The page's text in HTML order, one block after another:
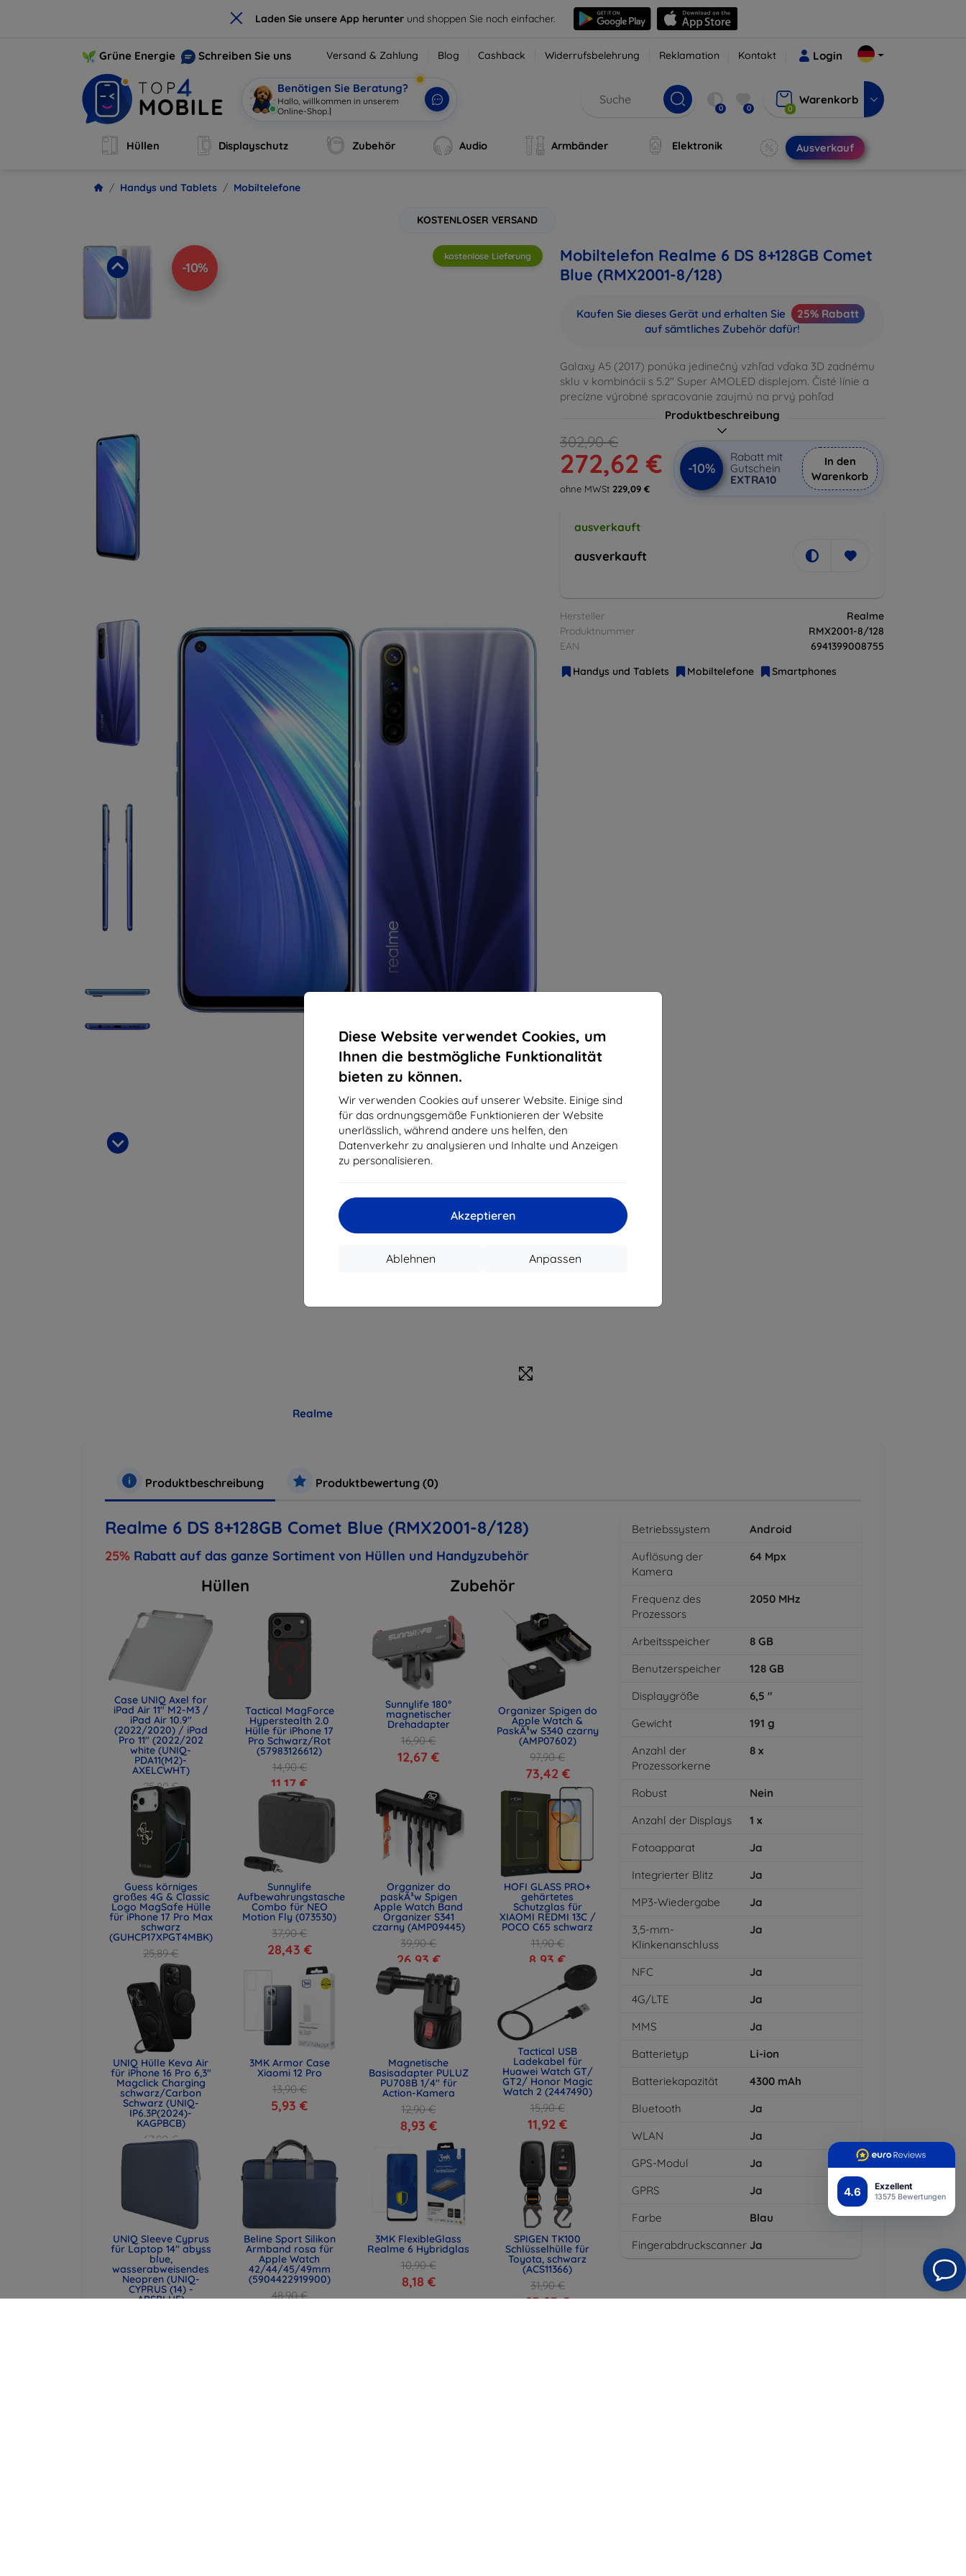
× Laden Sie unsere App herunter und shoppen Sie noch einfacher.
4.6 Exzellent
13575 Bewertungen
Diese Website verwendet Cookies, um
Ihnen die bestmögliche Funktionalität
bieten zu können.
Wir verwenden Cookies auf unserer Website. Einige sind
für das ordnungsgemäße Funktionieren der Website
unerlässlich, während andere uns helfen, den
Datenverkehr zu analysieren und Inhalte und Anzeigen
zu personalisieren.
Akzeptieren
Anpassen
Ablehnen
Grüne Energie Schreiben Sie uns Versand & Zahlung Blog Cashback Widerrufsbelehrung Reklamation Kontakt Login
Benötigen Sie Beratung?
I| 0 0 0
Warenkorb
Hüllen Displayschutz Zubehör Audio Armbänder Elektronik Ausverkauf
Handys und Tablets Mobiltelefone
KOSTENLOSER VERSAND
-10%
kostenlose Lieferung
Realme
Mobiltelefon Realme 6 DS 8+128GB Comet
Blue (RMX2001-8/128)
Kaufen Sie dieses Gerät und erhalten Sie
25% Rabatt
auf sämtliches Zubehör dafür!
Galaxy A5 (2017) ponúka jedinečný vzhľad vďaka 3D zadnému
sklu v kombinácii s 5.2" Super AMOLED displejom. Čisté línie a
precízne výrobné spracovanie zaujmú na prvý pohľad
Produktbeschreibung
302,90 €
272,62 €
ohne MWSt 229,09 €
-10%
Rabatt mit
Gutschein
EXTRA10
In den
Warenkorb
ausverkauft
ausverkauft
Hersteller
Realme
Produktnummer
RMX2001-8/128
EAN
6941399008755
Handys und Tablets
Mobiltelefone Smartphones
Produktbeschreibung Produktbewertung (0)
Realme 6 DS 8+128GB Comet Blue (RMX2001-8/128)
25% Rabatt auf das ganze Sortiment von Hüllen und Handyzubehör
Hüllen
Case UNIQ Axel for
iPad Air 11" M2-M3 /
iPad Air 10.9"
(2022/2020) / iPad
Pro 11" (2022/202
white (UNIQ-
PDA11(M2)-
AXELCWHT)
25,89 €
19,42 €
Tactical MagForce
Hyperstealth 2.0
Hülle für iPhone 17
Pro Schwarz/Rot
(57983126612)
14,90 €
11,17 €
Guess körniges
großes 4G & Classic
Logo MagSafe Hülle
für iPhone 17 Pro Max
schwarz
(GUHCP17XPGT4MBK)
25,89 €
19,42 €
Sunnylife
Aufbewahrungstasche
Combo für NEO
Motion Fly (073530)
37,90 €
28,43 €
UNIQ Hülle Keva Air
für iPhone 16 Pro 6,3"
Magclick Charging
schwarz/Carbon
Schwarz (UNIQ-
IP6.3P(2024)-
KAGPBCB)
67,90 €
3MK Armor Case
Xiaomi 12 Pro
13,90 €
5,93 €
UNIQ Sleeve Cyprus
für Laptop 14" abyss
blue,
wasserabweisendes
Neopren (UNIQ-
CYPRUS (14) -
ABSBLUE)
Beline Sport Silikon
Armband rosa für
Apple Watch
42/44/45/49mm
(5904422919900)
48,90 €
Zubehör
Sunnylife 180°
magnetischer
Drehadapter
16,90 €
12,67 €
Organizer Spigen do
Apple Watch &
PaskÃ³w S340 czarny
(AMP07602)
97,90 €
73,42 €
Organizer do
paskÃ³w Spigen
Apple Watch Band
Organizer S341
czarny (AMP09445)
39,90 €
26,93 €
HOFI GLASS PRO+
gehärtetes
Schutzglas für
XIAOMI REDMI 13C /
POCO C65 schwarz
11,90 €
8,93 €
Magnetische
Basisadapter PULUZ
PU708B 1/4" für
Action-Kamera
12,90 €
8,93 €
Tactical USB
Ladekabel für
Huawei Watch GT/
GT2/ Honor Magic
Watch 2 (2447490)
15,90 €
11,92 €
3MK FlexibleGlass
Realme 6 Hybridglas
10,90 €
8,18 €
SPIGEN TK100
Schlüsselhülle für
Toyota, schwarz
(ACS11366)
31,90 €
23,93 €
Betriebssystem
Android
Auflösung der
Kamera
64 Mpx
Frequenz des
Prozessors
2050 MHz
Arbeitsspeicher 8 GB
Benutzerspeicher
128 GB
Displaygröße
6,5 "
Gewicht
191 g
Anzahl der
Prozessorkerne
8 x
Robust
Nein
Anzahl der Displays
1 x
Fotoapparat
Ja
Integrierter Blitz
Ja
MP3-Wiedergabe
Ja
3,5-mm-
Klinkenanschluss
Ja
NFC
Ja
4G/LTE
Ja
MMS
Ja
Batterietyp
Li-ion
Batteriekapazität
4300 mAh
Bluetooth
Ja
WLAN
Ja
GPS-Modul
Ja
GPRS
Ja
Farbe
Blau
Fingerabdruckscanner Ja